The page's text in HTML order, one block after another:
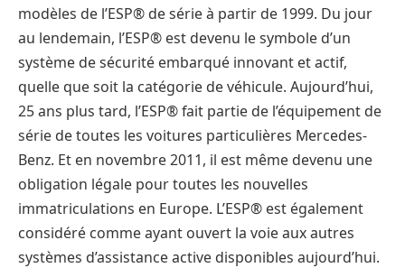
modèles de l’ESP® de série à partir de 1999. Du jour
au lendemain, l’ESP® est devenu le symbole d’un
système de sécurité embarqué innovant et actif,
quelle que soit la catégorie de véhicule. Aujourd’hui,
25 ans plus tard, l’ESP® fait partie de l’équipement de
série de toutes les voitures particulières Mercedes-
Benz. Et en novembre 2011, il est même devenu une
obligation légale pour toutes les nouvelles
immatriculations en Europe. L’ESP® est également
considéré comme ayant ouvert la voie aux autres
systèmes d’assistance active disponibles aujourd’hui.